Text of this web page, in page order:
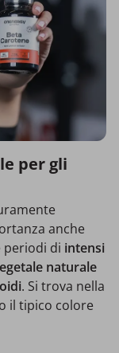
per gli
anche
periodi di intensi
naturale
. Si trova nella
il tipico colore